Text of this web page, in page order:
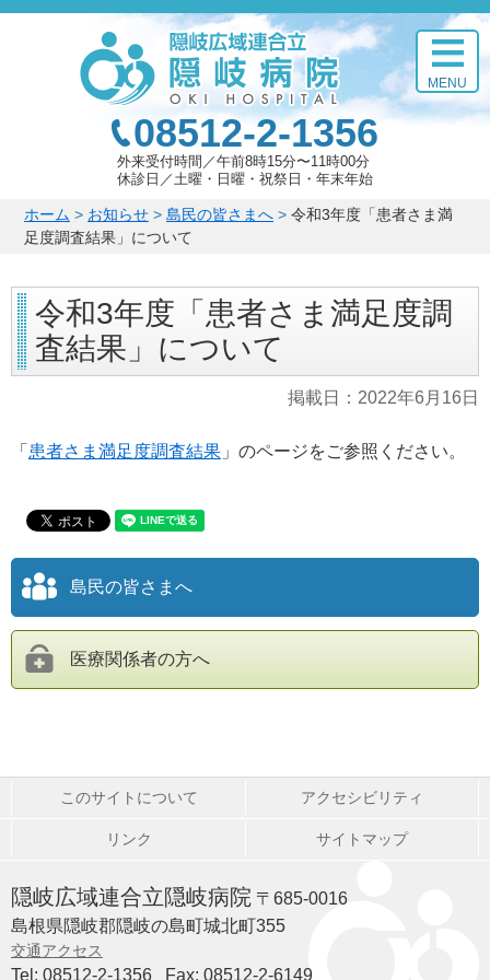
このページの本文へ
08512-2-1356
外来受付時間
午前8時15分〜11時00分
休診日
土曜・日曜・祝祭日・年末年始
MENU
こ
の
ー
ジ
の
位
置:
ホーム > お知らせ > 島民の皆さまへ > 令和3年度「患者さま満
足度調査結果」について
令和3年度「患者さま満足度調
査結果」について
掲載日： 2022年6月16日
「 患者さま満足度調査結果 」のページをご参照ください。
島民の皆さまへ
医療関係者の方へ
このサイトについて アクセシビリティ
リンク サイトマップ
隠岐広域連合立隠岐病院 〒685-0016
島根県隠岐郡隠岐の島町城北町355
交通アクセス
Tel: 08512-2-1356 Fax: 08512-2-6149